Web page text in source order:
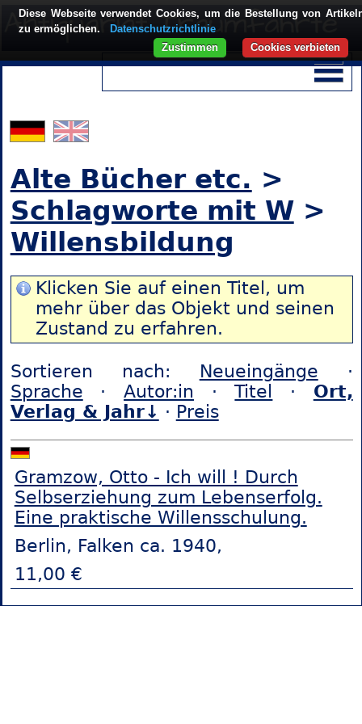
Alte Bücher etc. >
Schlagworte mit W>
Willensbildung
Klicken Sie auf einen Titel, um
mehr über das Objekt und seinen
Zustand zu erfahren.
Sortieren nach: Neueingänge ·
Sprache ·Autor:in ·Titel · Ort,
Verlag & Jahr↓ · Preis
Gramzow, Otto - Ich will ! Durch
Selbserziehung zum Lebenserfolg.
Eine praktische Willensschulung.
Berlin, Falken ca. 1940,
11,00 €
Diese Webseite verwendet Cookies, um die Bestellung von
zu ermöglichen.
Datenschutzrichtlinie
Cookies verbieten
Zustimmen